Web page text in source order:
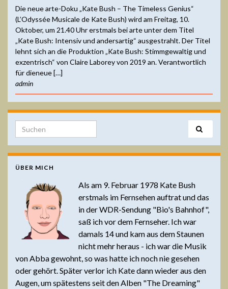
Die neue arte-Doku „Kate Bush – The Timeless Genius“
(L’Odyssée Musicale de Kate Bush) wird am Freitag, 10.
Oktober, um 21.40 Uhr erstmals bei arte unter dem Titel
„Kate Bush: Intensiv und andersartig“ ausgestrahlt. Der Titel
lehnt sich an die Produktion „Kate Bush: Stimmgewaltig und
exzentrisch“ von Claire Laborey von 2019 an. Verantwortlich
für dieneue […]
admin
Search for:
ÜBER MICH
Als am 9. Februar 1978 Kate Bush
erstmals im Fernsehen auftrat und das
in der WDR-Sendung "Bio's Bahnhof",
saß ich vor dem Fernseher. Ich war
damals 14 und kam aus dem Staunen
nicht mehr heraus - ich war die Musik
von Abba gewohnt, so was hatte ich noch nie gesehen
oder gehört. Später verlor ich Kate dann wieder aus den
Augen, um spätestens seit den Alben "The Dreaming"